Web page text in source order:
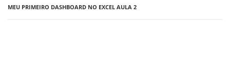
MEU PRIMEIRO DASHBOARD NO EXCEL AULA 2